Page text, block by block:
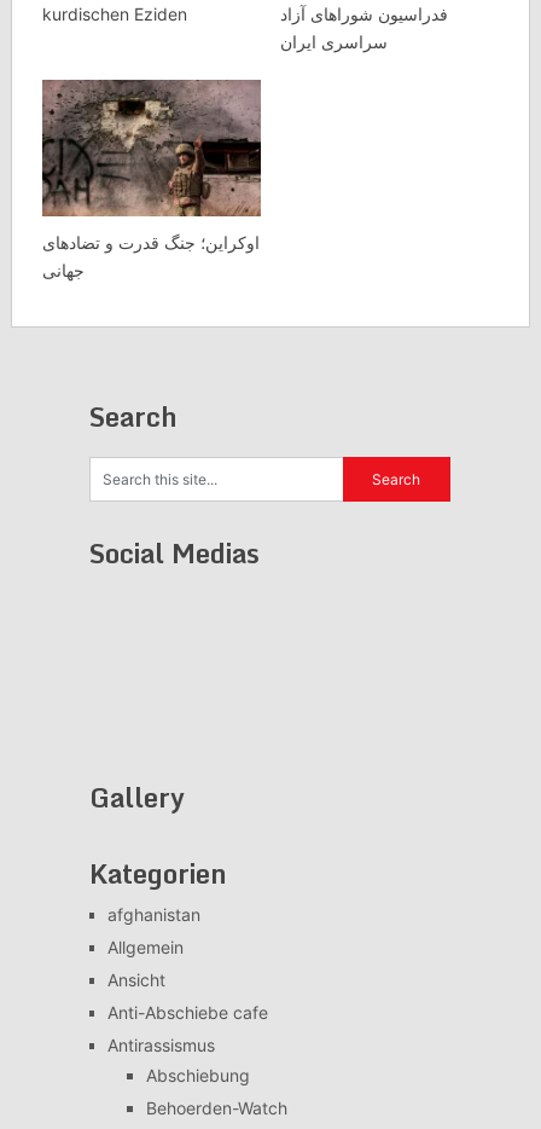
kurdischen Eziden
فدراسیون شوراهای آزاد
سراسری ایران
اوکراین؛ جنگ قدرت و تضادهای
جهانی
Search
Social Medias
Gallery
Kategorien
afghanistan
Allgemein
Ansicht
Anti-Abschiebe cafe
Antirassismus
Abschiebung
Behoerden-Watch